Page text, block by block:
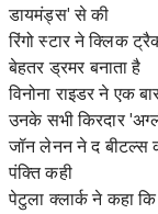
डायमंड्स' से की
रिंगो स्टार ने क्लिक
बेहतर ड्रमर बनाता है
विनोना राइडर ने एक
उनके सभी किरदार
जॉन लेनन ने द बीटल्स
पंक्ति कही
पेटुला क्लार्क ने कहा